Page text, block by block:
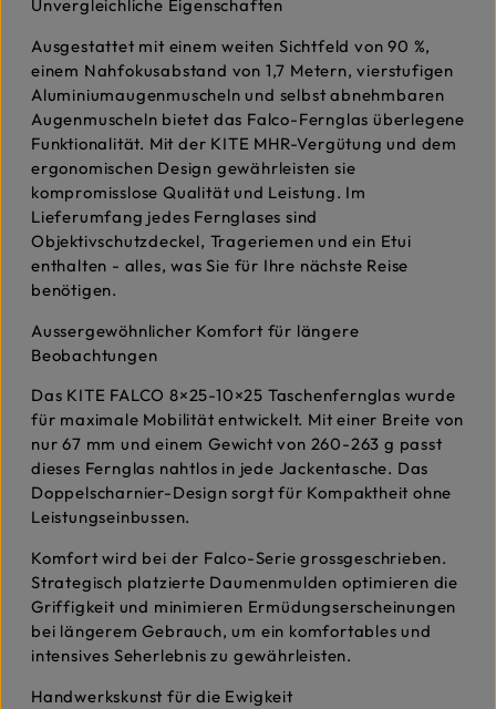
Unvergleichliche Eigenschaften
Ausgestattet mit einem weiten Sichtfeld von 90 %,
einem Nahfokusabstand von 1,7 Metern, vierstufigen
Aluminiumaugenmuscheln und selbst abnehmbaren
Augenmuscheln bietet das Falco-Fernglas überlegene
Funktionalität. Mit der KITE MHR-Vergütung und dem
ergonomischen Design gewährleisten sie
kompromisslose Qualität und Leistung. Im
Lieferumfang jedes Fernglases sind
Objektivschutzdeckel, Trageriemen und ein Etui
enthalten - alles, was Sie für Ihre nächste Reise
benötigen.
Aussergewöhnlicher Komfort für längere
Beobachtungen
Das KITE FALCO 8×25-10×25 Taschenfernglas wurde
für maximale Mobilität entwickelt. Mit einer Breite von
nur 67 mm und einem Gewicht von 260-263 g passt
dieses Fernglas nahtlos in jede Jackentasche. Das
Doppelscharnier-Design sorgt für Kompaktheit ohne
Leistungseinbussen.
Komfort wird bei der Falco-Serie grossgeschrieben.
Strategisch platzierte Daumenmulden optimieren die
Griffigkeit und minimieren Ermüdungserscheinungen
bei längerem Gebrauch, um ein komfortables und
intensives Seherlebnis zu gewährleisten.
Handwerkskunst für die Ewigkeit